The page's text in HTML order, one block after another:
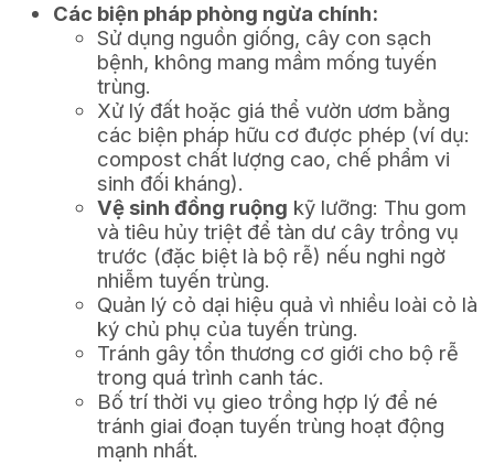
Các biện pháp phòng ngừa chính:
Sử dụng nguồn giống, cây con sạch
bệnh, không mang mầm mống tuyến
trùng.
Xử lý đất hoặc giá thể vườn ươm bằng
các biện pháp hữu cơ được phép (ví dụ:
compost chất lượng cao, chế phẩm vi
sinh đối kháng).
Vệ sinh đồng ruộng kỹ lưỡng: Thu gom
và tiêu hủy triệt để tàn dư cây trồng vụ
trước (đặc biệt là bộ rễ) nếu nghi ngờ
nhiễm tuyến trùng.
Quản lý cỏ dại hiệu quả vì nhiều loài cỏ là
ký chủ phụ của tuyến trùng.
Tránh gây tổn thương cơ giới cho bộ rễ
trong quá trình canh tác.
Bố trí thời vụ gieo trồng hợp lý để né
tránh giai đoạn tuyến trùng hoạt động
mạnh nhất.